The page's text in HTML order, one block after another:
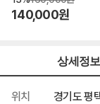
140,000원
상세정보
위치
경기도 평